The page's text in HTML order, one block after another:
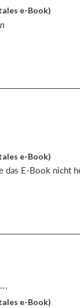
e-Book)
e-Book)
das E-Book nicht
e-Book)